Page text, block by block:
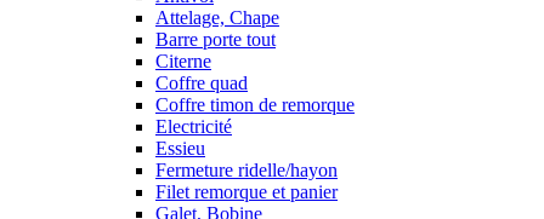
Attelage, Chape
Barre porte tout
Citerne
Coffre quad
Coffre timon de remorque
Electricité
Essieu
Fermeture ridelle/hayon
Filet remorque et panier
Galet, Bobine